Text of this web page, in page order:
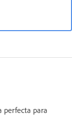
perfecta para